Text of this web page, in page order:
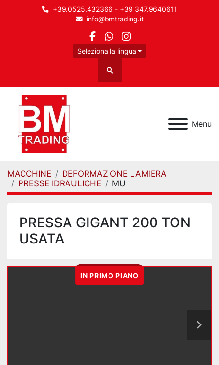
+39.0525.432366 - +39 347.9640611
info@bmtrading.it
facebook
whatsapp
instagram
Seleziona la lingua
Cerca
Menu
MACCHINE
DEFORMAZIONE LAMIERA
PRESSE IDRAULICHE
MU
PRESSA GIGANT 200 TON
USATA
IN PRIMO PIANO